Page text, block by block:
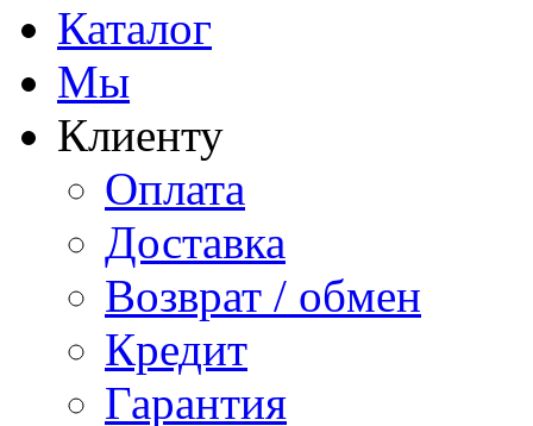
Каталог
Мы
Клиенту
Оплата
Доставка
Возврат / обмен
Кредит
Гарантия